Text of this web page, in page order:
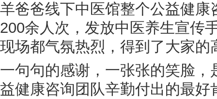
羊爸爸线下中医馆整个公益健康
200余人次，发放中医养生宣传
现场都气氛热烈，得到了大家的
一句句的感谢，一张张的笑脸
益健康咨询团队辛勤付出的最